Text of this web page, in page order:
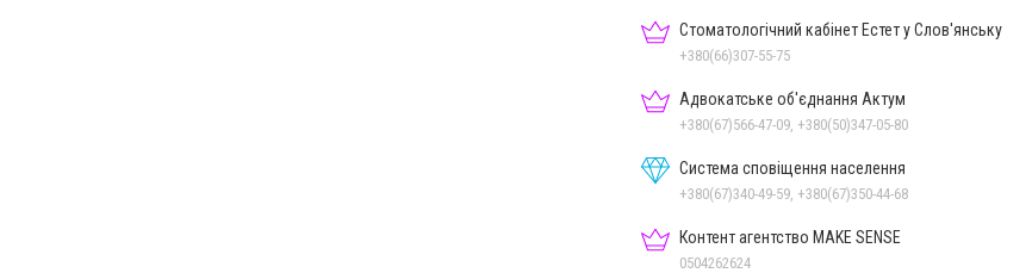
Стоматологічний кабінет Естет у Слов'янську
+380(66)307-55-75
Адвокатське об'єднання Актум
+380(67)566-47-09, +380(50)347-05-80
Система сповіщення населення
+380(67)340-49-59, +380(67)350-44-68
Контент агентство MAKE SENSE
0504262624